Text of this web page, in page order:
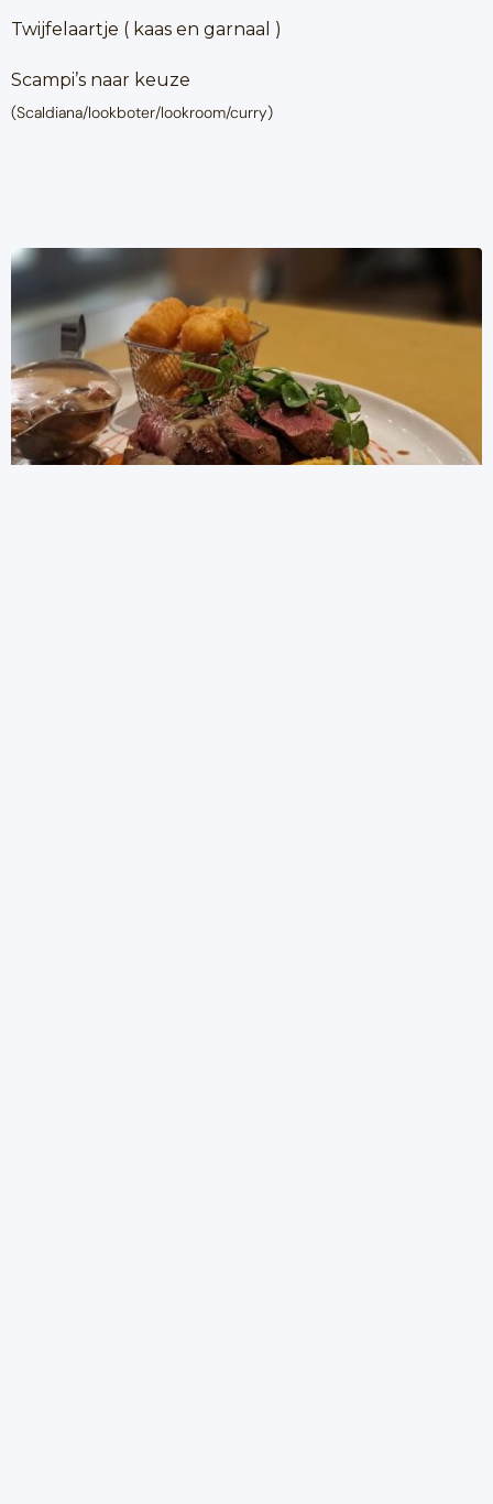
Twijfelaartje ( kaas en garnaal )
Scampi’s naar keuze
(Scaldiana/lookboter/lookroom/curry)